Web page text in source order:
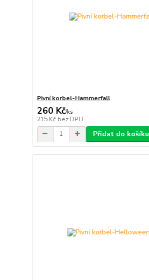
Pivní korbel-Hammerfall
260 Kč/ks
215 Kč bez DPH
Přidat do košíku